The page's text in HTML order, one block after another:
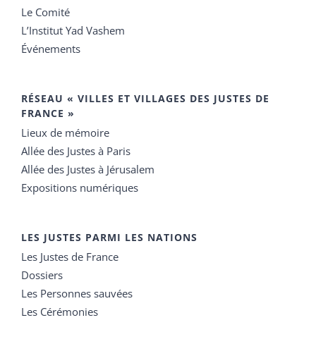
Le Comité
L’Institut Yad Vashem
Événements
RÉSEAU « VILLES ET VILLAGES DES JUSTES DE
FRANCE »
Lieux de mémoire
Allée des Justes à Paris
Allée des Justes à Jérusalem
Expositions numériques
LES JUSTES PARMI LES NATIONS
Les Justes de France
Dossiers
Les Personnes sauvées
Les Cérémonies